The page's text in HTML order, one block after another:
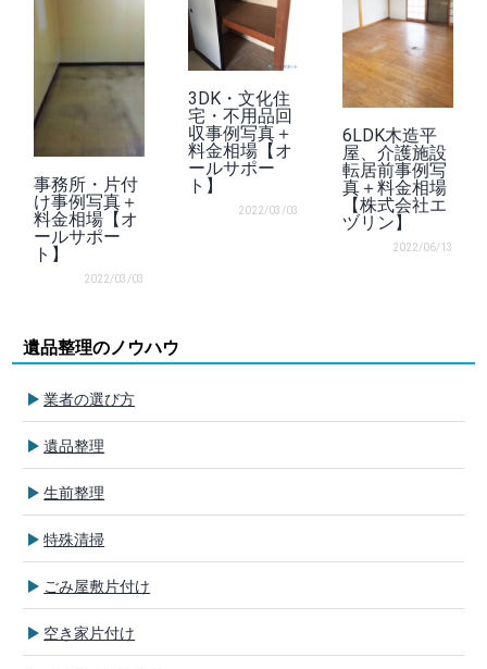
事務所・片付
け事例写真＋
料金相場【オ
ールサポー
ト】
2022/03/03
3DK・文化住
宅・不用品回
収事例写真＋
料金相場【オ
ールサポー
ト】
2022/03/03
6LDK木造平
屋、介護施設
転居前事例写
真＋料金相場
【株式会社エ
ヅリン】
2022/06/13
遺品整理のノウハウ
業者の選び方
遺品整理
生前整理
特殊清掃
ごみ屋敷片付け
空き家片付け